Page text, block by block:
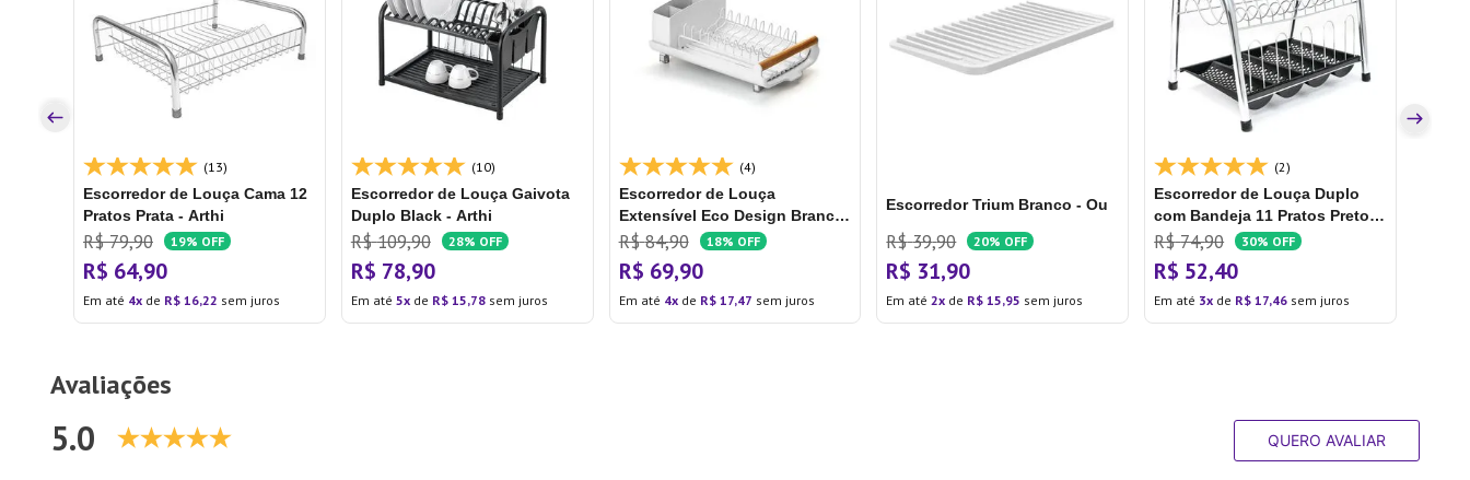
(13)
Escorredor de Louça Cama 12
Pratos Prata - Arthi
R$ 79,90 19% OFF
R$ 64,90
Em até 4 de R$ 16,22 sem juros
(10)
Escorredor de Louça Gaivota
Duplo Black - Arthi
R$ 109,90 28% OFF
R$ 78,90
Em até 5 de R$ 15,78sem juros
(4)
Escorredor de Louça
Extensível Eco Design Branco
- Arthi
R$ 84,90 18% OFF
R$ 69,90
Em até 4 de R$ 17,47 sem juros
Escorredor Trium Branco - Ou
R$ 39,90 20% OFF
R$ 31,90
Em até 2 de R$ 15,95 sem juros
(2)
Escorredor de Louça Duplo
com Bandeja 11 Pratos Preto /
Prata - Arthi
R$ 74,90 30% OFF
R$ 52,40
Em até 3 de R$ 17,46 sem juros
Avaliações
5.0 QUERO AVALIAR